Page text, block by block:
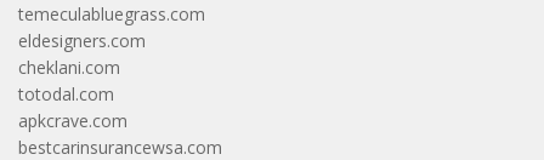
temeculabluegrass.com
eldesigners.com
cheklani.com
totodal.com
apkcrave.com
bestcarinsurancewsa.com